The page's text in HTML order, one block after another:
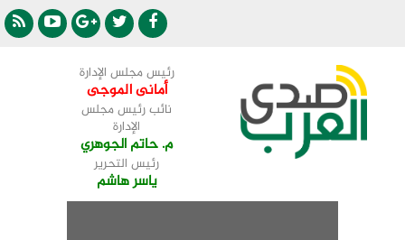
رئيس مجلس الإدارة
أمانى الموجى
نائب رئيس مجلس
الإدارة
م. حاتم الجوهري
رئيس التحرير
ياسر هاشم